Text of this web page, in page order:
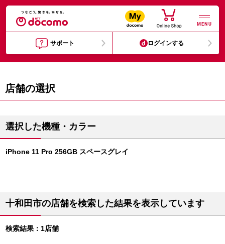
MENU
サポート ログインする
店舗の選択
選択した機種・カラー
iPhone 11 Pro 256GB スペースグレイ
十和田市の店舗を検索した結果を表示しています
検索結果：1店舗